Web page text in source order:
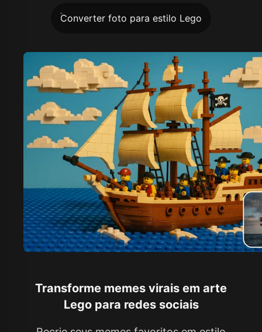
Converter foto para estilo Lego
Transforme memes virais em arte
Lego para redes sociais